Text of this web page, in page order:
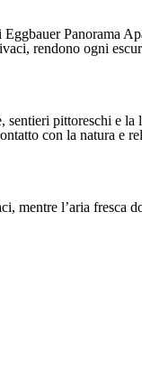
Panorama
rendono ogni
pittoreschi e la
con la natura e
l’aria fresca